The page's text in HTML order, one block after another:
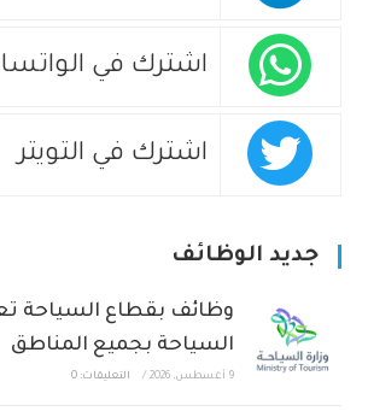
اشترك في
اشترك في التويتر
جديد الوظائف
وظائف بقطاع السياحة
السياحة بجميع المناطق
9 أغسطس، 2026 / التعليقات: 0